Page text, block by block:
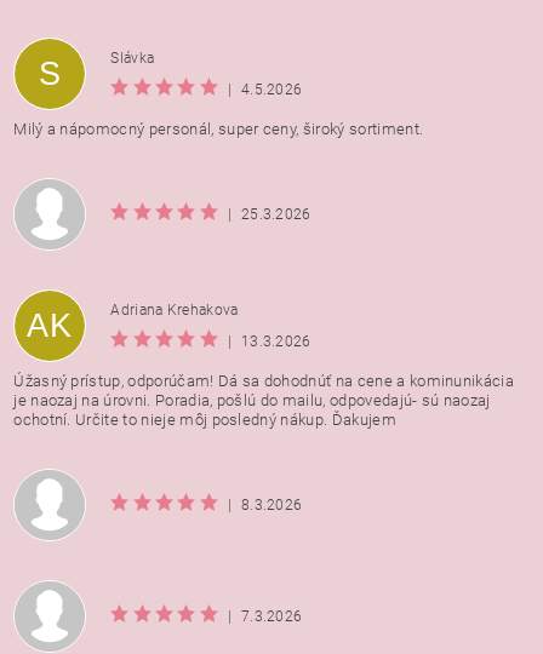
Vložením hodnotenie súhlasíte s
osobných údajov
S
Slávka
4.5.2026
Milý a nápomocný personál, super ceny, široký sortiment.
25.3.2026
AK
Adriana Krehakova
13.3.2026
Úžasný prístup, odporúčam! Dá sa dohodnúť na cene a kominunikácia
je naozaj na úrovni. Poradia, pošlú do mailu, odpovedajú- sú naozaj
ochotní. Určite to nieje môj posledný nákup. Ďakujem
8.3.2026
7.3.2026